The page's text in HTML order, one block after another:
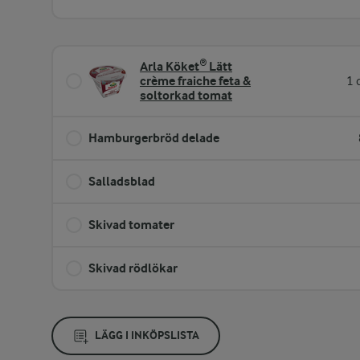
Arla Köket® Lätt
crème fraiche feta &
soltorkad tomat
1
Hamburgerbröd delade
Salladsblad
Skivad tomater
Skivad rödlökar
LÄGG I INKÖPSLISTA